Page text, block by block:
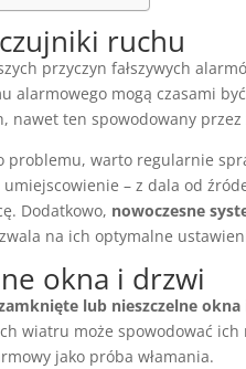
ruchu
przyczyn fałszywych
alarmowego mogą czasami
nawet ten spowodowany
problemu, warto regularnie
– z dala od
Dodatkowo, nowoczesne
na ich optymalne
okna i drzwi
lub nieszczelne
wiatru może spowodować
jako próba włamania.